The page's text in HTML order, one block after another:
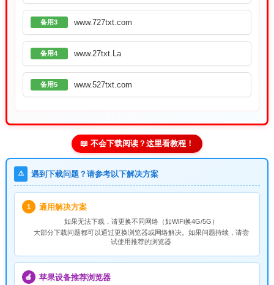
备用3 www.727txt.com
备用4 www.27txt.La
备用5 www.527txt.com
📖 不会下载阅读？这里看教程！
⚠️ 遇到下载问题？请参考以下解决方案
1 通用解决方案
如果无法下载，请更换不同网络（如WiFi换4G/5G）
大部分下载问题都可以通过更换浏览器或网络解决。如果问题持续，请尝
试使用推荐的浏览器
🍎 苹果设备推荐浏览器